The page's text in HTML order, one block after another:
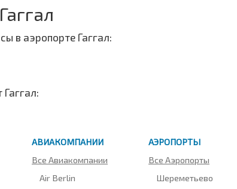
в аэропорте Гаггал:
АВИАКОМПАНИИ
Все Авиакомпании
Air Berlin
АЭРОПОРТЫ
Все Аэропорты
Шереметьево